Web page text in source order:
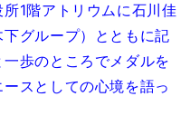
1階アトリウムに石川佳
グループ）とともに記
歩のところでメダルを
スとしての心境を語っ